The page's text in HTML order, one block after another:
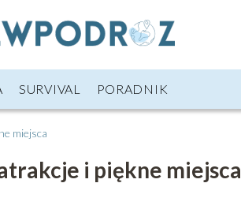
SURVIVAL PORADNIK
miejsca
i piękne miejsca